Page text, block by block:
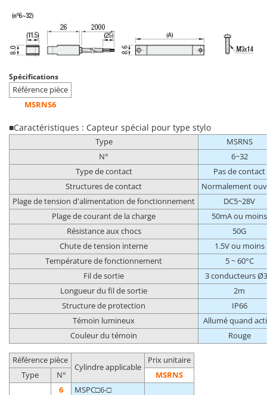
Spécifications
Référence pièce
MSRNS6
■Caractéristiques : Capteur spécial pour type stylo
Type
MSRNS
N°
6~32
Type de contact
Pas de contact
Structures de contact
Normalement
Plage de tension d'alimentation de fonctionnement
DC5~28V
Plage de courant de la charge
50mA ou moins
Résistance aux chocs
50G
Chute de tension interne
1.5V ou moins
Température de fonctionnement
5 ~ 60°C
Fil de sortie
3 conducteurs
Longueur du fil de sortie
2m
Structure de protection
IP66
Témoin lumineux
Allumé quand
Couleur du témoin
Rouge
Référence pièce
Cylindre applicable
Prix unitaire
Type
N° MSRNS
6
MSPC□6-□